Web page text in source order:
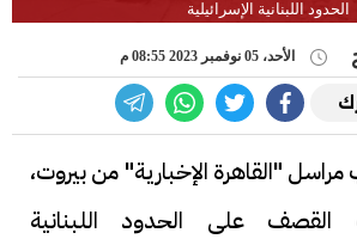
الحدود اللبنانية الإسرائيلية
الأحد، 05 نوفمبر 2023 08:55 م
"القاهرة الإخبارية" من بيروت،
القصف على الحدود اللبنانية